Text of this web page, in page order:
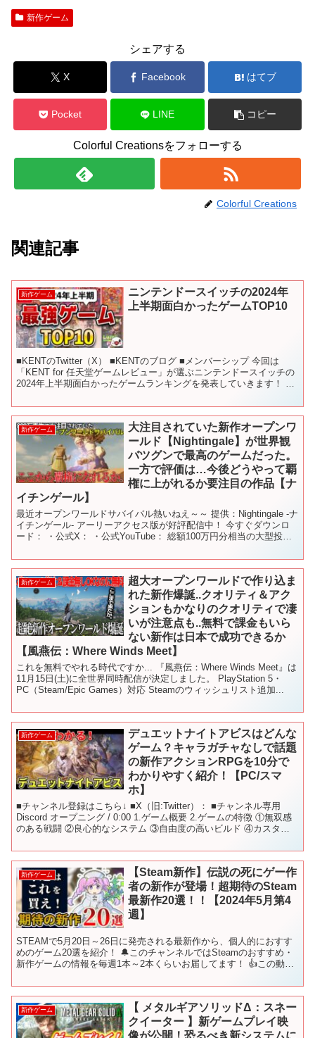
新作ゲーム
シェアする
X Facebook はてブ
Pocket LINE コピー
Colorful Creationsをフォローする
Colorful Creations
関連記事
新作ゲーム
ニンテンドースイッチの2024年
上半期面白かったゲームTOP10
■KENTのTwitter（X） ■KENTのブログ ■メンバーシップ 今回は
「KENT for 任天堂ゲームレビュー」が選ぶニンテンドースイッチの
2024年上半期面白かったゲームランキングを発表していきます！ 特
新作ゲーム
大注目されていた新作オープンワ
ールド【Nightingale】が世界観
バツグンで最高のゲームだった。
一方で評価は…今後どうやって覇
権に上がれるか要注目の作品【ナ
イチンゲール】
最近オープンワールドサバイバル熱いねえ～～ 提供：Nightingale -ナ
イチンゲール- アーリーアクセス版が好評配信中！ 今すぐダウンロ
ード： ・公式X： ・公式YouTube： 総額100万円分相当の大型投稿
新作ゲーム
超大オープンワールドで作り込ま
れた新作爆誕..クオリティ＆アク
ションもかなりのクオリティで凄
いが注意点も..無料で課金もいら
ない新作は日本で成功できるか
【風燕伝：Where Winds Meet】
これを無料でやれる時代ですか... 『風燕伝：Where Winds Meet』は
11月15日(土)に全世界同時配信が決定しました。 PlayStation 5・
PC（Steam/Epic Games）対応 Steamのウィッシュリスト追加...
新作ゲーム
デュエットナイトアビスはどんな
ゲーム？キャラガチャなしで話題
の新作アクションRPGを10分で
わかりやすく紹介！【PC/スマ
ホ】
■チャンネル登録はこちら↓ ■X（旧:Twitter）： ■チャンネル専用
Discord オープニング / 0:00 1.ゲーム概要 2.ゲームの特徴 ①無双感
のある戦闘 ②良心的なシステム ③自由度の高いビルド ④カスタマ
新作ゲーム
【Steam新作】伝説の死にゲー作
者の新作が登場！超期待のSteam
最新作20選！！【2024年5月第4
週】
STEAMで5月20日～26日に発売される最新作から、個人的におすす
めのゲーム20選を紹介！ 🔔このチャンネルではSteamのおすすめ・
新作ゲームの情報を毎週1本～2本くらいお届してます！ 👍この動画
新作ゲーム
【 メタルギアソリッドΔ：スネー
クイーター 】新ゲームプレイ映
像が公開！恐るべき新システムに